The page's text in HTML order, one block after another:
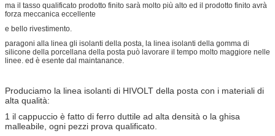
ma il tasso qualificato prodotto finito sarà molto più alto ed il prodotto finito avrà
forza meccanica eccellente
e bello rivestimento.
paragoni alla linea gli isolanti della posta, la linea isolanti della gomma di
silicone della porcellana della posta può lavorare il tempo molto maggiore nelle
linee. ed è esente dal maintanance.
Produciamo la linea isolanti di HIVOLT della posta con i materiali di
alta qualità:
1 il cappuccio è fatto di ferro duttile ad alta densità o la ghisa
malleabile, ogni pezzi prova qualificato.